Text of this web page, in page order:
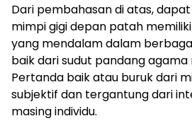
Dari pembahasan di atas,
mimpi gigi depan patah
yang mendalam dalam
baik dari sudut pandang agama
Pertanda baik atau buruk dari
subjektif dan tergantung dari
masing individu.